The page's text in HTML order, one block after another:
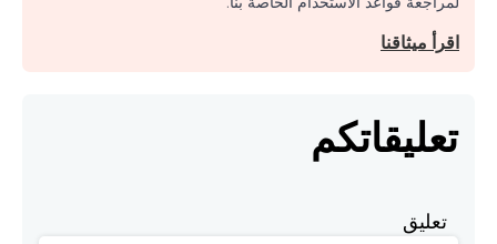
اقرأ ميثاقنا
تعليقاتكم
تعليق